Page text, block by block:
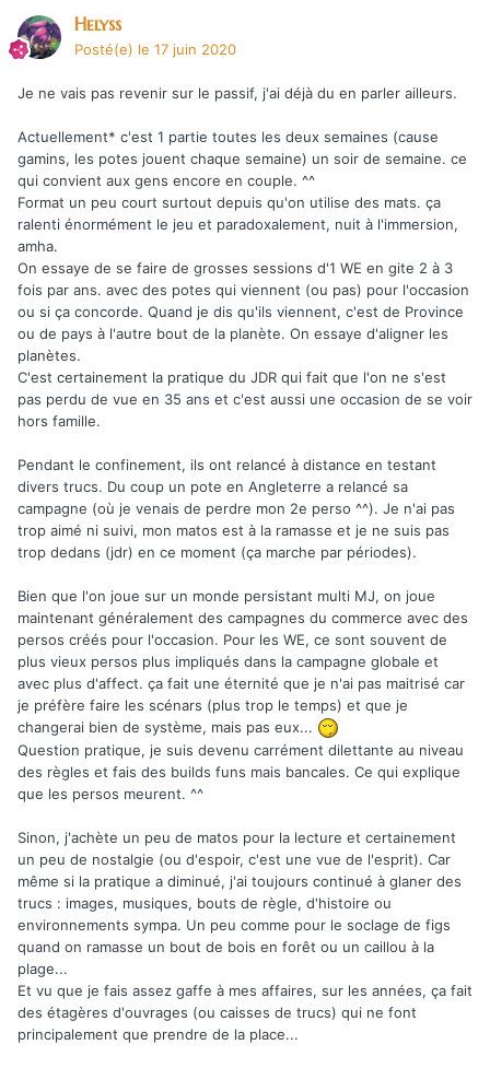
Helyss
Posté(e) le 17 juin 2020
Je ne vais pas revenir sur le passif, j'ai déjà du en parler ailleurs.
Actuellement* c'est 1 partie toutes les deux semaines (cause
gamins, les potes jouent chaque semaine) un soir de semaine. ce
qui convient aux gens encore en couple. ^^
Format un peu court surtout depuis qu'on utilise des mats. ça
ralenti énormément le jeu et paradoxalement, nuit à l'immersion,
amha.
On essaye de se faire de grosses sessions d'1 WE en gite 2 à 3
fois par ans. avec des potes qui viennent (ou pas) pour l'occasion
ou si ça concorde. Quand je dis qu'ils viennent, c'est de Province
ou de pays à l'autre bout de la planète. On essaye d'aligner les
planètes.
C'est certainement la pratique du JDR qui fait que l'on ne s'est
pas perdu de vue en 35 ans et c'est aussi une occasion de se voir
hors famille.
Pendant le confinement, ils ont relancé à distance en testant
divers trucs. Du coup un pote en Angleterre a relancé sa
campagne (où je venais de perdre mon 2e perso ^^). Je n'ai pas
trop aimé ni suivi, mon matos est à la ramasse et je ne suis pas
trop dedans (jdr) en ce moment (ça marche par périodes).
Bien que l'on joue sur un monde persistant multi MJ, on joue
maintenant généralement des campagnes du commerce avec des
persos créés pour l'occasion. Pour les WE, ce sont souvent de
plus vieux persos plus impliqués dans la campagne globale et
avec plus d'affect. ça fait une éternité que je n'ai pas maitrisé car
je préfère faire les scénars (plus trop le temps) et que je
changerai bien de système, mais pas eux...
Question pratique, je suis devenu carrément dilettante au niveau
des règles et fais des builds funs mais bancales. Ce qui explique
que les persos meurent. ^^
Sinon, j'achète un peu de matos pour la lecture et certainement
un peu de nostalgie (ou d'espoir, c'est une vue de l'esprit). Car
même si la pratique a diminué, j'ai toujours continué à glaner des
trucs : images, musiques, bouts de règle, d'histoire ou
environnements sympa. Un peu comme pour le soclage de figs
quand on ramasse un bout de bois en forêt ou un caillou à la
plage...
Et vu que je fais assez gaffe à mes affaires, sur les années, ça fait
des étagères d'ouvrages (ou caisses de trucs) qui ne font
principalement que prendre de la place...